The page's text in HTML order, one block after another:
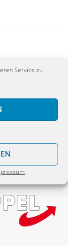
Service zu
Bahnland!
NEXT